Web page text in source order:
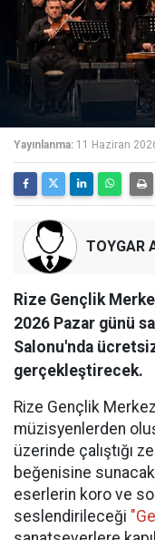
Yayınlanma: 11 Haziran
TOYGAR
Rize Gençlik
2026 Pazar günü
Salonu'nda
gerçekleştirecek.
Rize Gençlik
müzisyenlerden
üzerinde çalıştığı
beğenisine
eserlerin koro ve
seslendirileceği